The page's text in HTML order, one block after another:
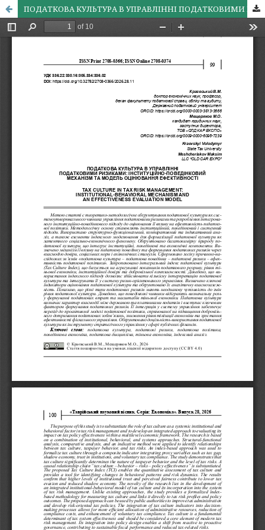
ПОДАТКОВА КУЛЬТУРА В УПРАВЛІННІ ПОДАТКОВИМИ РИЗИКАМИ: ІНСТИТУЦІЙНО-ПОВЕДІНКОВИЙ МЕХАНІЗМ ТА МОДЕЛЬ ОЦІНЮВАННЯ ЕФЕКТИВНОСТІ